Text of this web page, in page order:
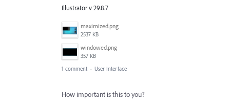
Illustrator v 29.8.7
maximized.png
2537 KB
windowed.png
357 KB
1 comment · User Interface
How important is this to you?